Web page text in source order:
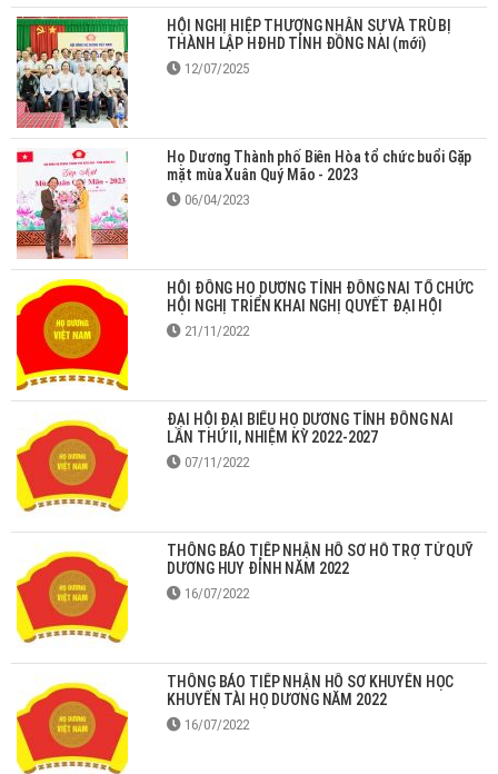
HỘI NGHỊ HIỆP THƯƠNG NHÂN SỰ VÀ TRÙ BỊ
THÀNH LẬP HĐHD TỈNH ĐỒNG NAI (mới)
12/07/2025
Họ Dương Thành phố Biên Hòa tổ chức buổi Gặp
mặt mùa Xuân Quý Mão - 2023
06/04/2023
HỘI ĐỒNG HỌ DƯƠNG TỈNH ĐỒNG NAI TỔ CHỨC
HỘI NGHỊ TRIỂN KHAI NGHỊ QUYẾT ĐẠI HỘI
21/11/2022
ĐẠI HỘI ĐẠI BIỂU HỌ DƯƠNG TỈNH ĐỒNG NAI
LẦN THỨ II, NHIỆM KỲ 2022-2027
07/11/2022
THÔNG BÁO TIẾP NHẬN HỒ SƠ HỖ TRỢ TỪ QUỸ
DƯƠNG HUY ĐỈNH NĂM 2022
16/07/2022
THÔNG BÁO TIẾP NHẬN HỒ SƠ KHUYẾN HỌC
KHUYẾN TÀI HỌ DƯƠNG NĂM 2022
16/07/2022